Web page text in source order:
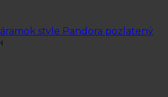
style Pandora pozlatený